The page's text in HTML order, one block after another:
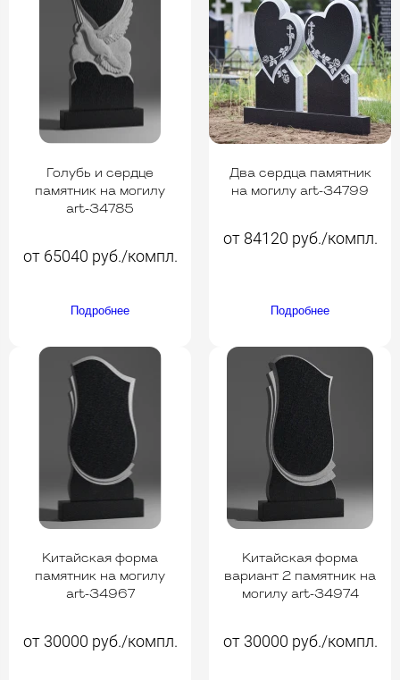
Голубь и сердце
памятник на могилу
art-34785
от 65040 руб./компл.
Подробнее
Два сердца памятник
на могилу art-34799
от 84120 руб./компл.
Подробнее
Китайская форма
памятник на могилу
art-34967
от 30000 руб./компл.
Китайская форма
вариант 2 памятник на
могилу art-34974
от 30000 руб./компл.